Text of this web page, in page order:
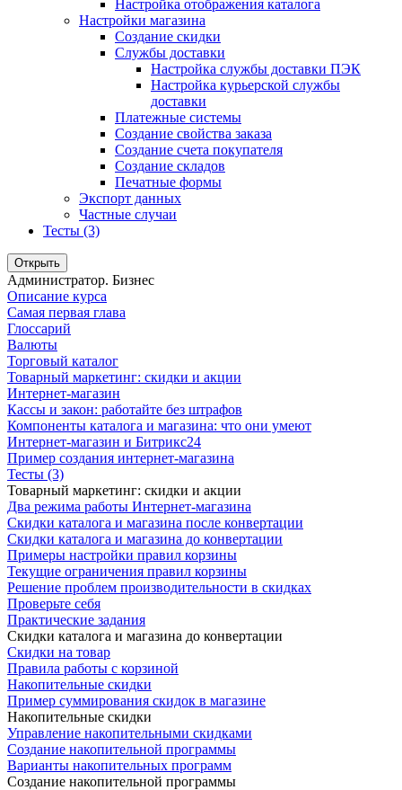
Настройка отображения каталога
Настройки магазина
Создание скидки
Службы доставки
Настройка службы доставки ПЭК
Настройка курьерской службы
доставки
Платежные системы
Создание свойства заказа
Создание счета покупателя
Создание складов
Печатные формы
Экспорт данных
Частные случаи
Тесты (3)
Открыть
Администратор. Бизнес
Описание курса
Самая первая глава
Глоссарий
Валюты
Торговый каталог
Товарный маркетинг: скидки и акции
Интернет-магазин
Кассы и закон: работайте без штрафов
Компоненты каталога и магазина: что они умеют
Интернет-магазин и Битрикс24
Пример создания интернет-магазина
Тесты (3)
Товарный маркетинг: скидки и акции
Два режима работы Интернет-магазина
Скидки каталога и магазина после конвертации
Скидки каталога и магазина до конвертации
Примеры настройки правил корзины
Текущие ограничения правил корзины
Решение проблем производительности в скидках
Проверьте себя
Практические задания
Скидки каталога и магазина до конвертации
Скидки на товар
Правила работы с корзиной
Накопительные скидки
Пример суммирования скидок в магазине
Накопительные скидки
Управление накопительными скидками
Создание накопительной программы
Варианты накопительных программ
Создание накопительной программы